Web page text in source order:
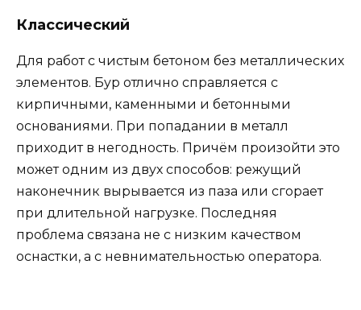
Классический
Для работ с чистым бетоном без металлических
элементов. Бур отлично справляется с
кирпичными, каменными и бетонными
основаниями. При попадании в металл
приходит в негодность. Причём произойти это
может одним из двух способов: режущий
наконечник вырывается из паза или сгорает
при длительной нагрузке. Последняя
проблема связана не с низким качеством
оснастки, а с невнимательностью оператора.